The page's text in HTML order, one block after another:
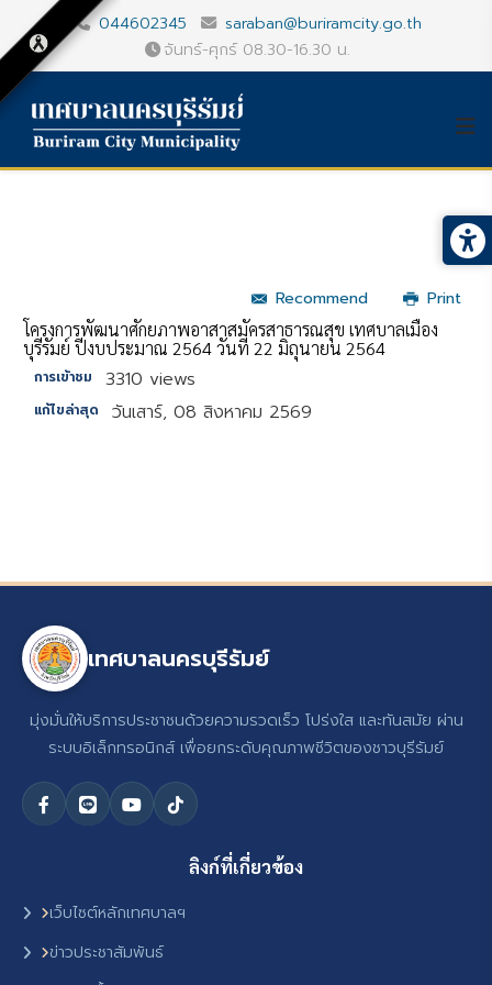
044602345
saraban@buriramcity.go.th
จันทร์-ศุกร์ 08.30-16.30 น.
Recommend
Print
โครงการพัฒนาศักยภาพอาสาสมัครสาธารณสุข เทศบาลเมือง
บุรีรัมย์ ปีงบประมาณ 2564 วันที่ 22 มิถุนายน 2564
การเข้าชม 3310 views
แก้ไขล่าสุด วันเสาร์, 08 สิงหาคม 2569
เทศบาลนครบุรีรัมย์
มุ่งมั่นให้บริการประชาชนด้วยความรวดเร็ว โปร่งใส และทันสมัย ผ่าน
ระบบอิเล็กทรอนิกส์ เพื่อยกระดับคุณภาพชีวิตของชาวบุรีรัมย์
ลิงก์ที่เกี่ยวข้อง
เว็บไซต์หลักเทศบาลฯ
ข่าวประชาสัมพันธ์